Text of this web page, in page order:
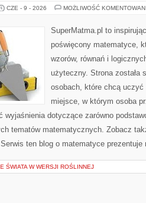
CZE - 9 - 2026 MOŻLIWOŚĆ
SuperMatma.pl to
poświęcony matematyce,
wzorów, równań i
użyteczny. Strona została
osobach, które chcą
miejsce, w którym osoba
wyjaśnienia dotyczące zarówno
tematów matematycznych. Zobacz
ten blog o matematyce
ŚWIATA W WERSJI ROŚLINNEJ